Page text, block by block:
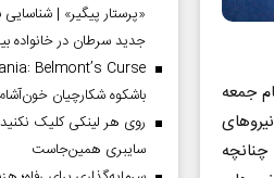
جمعه
جدید سرطان در خانواده
باشکوه شکارچیان خون‌آشام
روی هر لینکی کلیک
سایبری همین‌جاست